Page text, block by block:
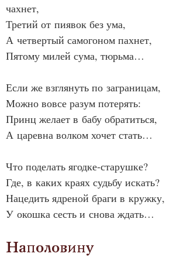
чахнет,
Третий от пиявок без ума,
А четвертый самогоном пахнет,
Пятому милей сума, тюрьма…
Если же взглянуть по заграницам,
Можно вовсе разум потерять:
Принц желает в бабу обратиться,
А царевна волком хочет стать…
Что поделать ягодке‑старушке?
Где, в каких краях судьбу искать?
Нацедить ядреной браги в кружку,
У окошка сесть и снова ждать…
Наполовину